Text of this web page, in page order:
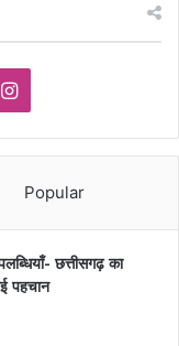
Instagram
Popular
छत्तीसगढ़ का
पहचान